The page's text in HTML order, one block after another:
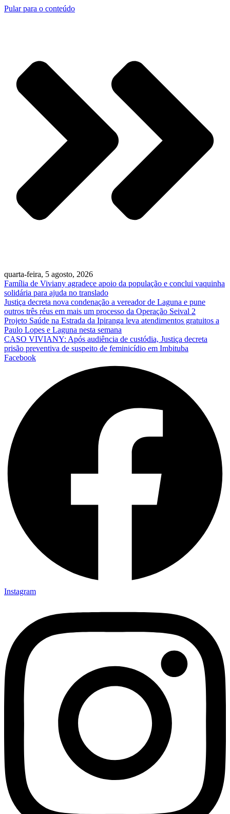
Pular para o conteúdo
quarta-feira, 5 agosto, 2026
Família de Viviany agradece apoio da população e conclui vaquinha
solidária para ajuda no translado
Justiça decreta nova condenação a vereador de Laguna e pune
outros três réus em mais um processo da Operação Seival 2
Projeto Saúde na Estrada da Ipiranga leva atendimentos gratuitos a
Paulo Lopes e Laguna nesta semana
CASO VIVIANY: Após audiência de custódia, Justiça decreta
prisão preventiva de suspeito de feminicídio em Imbituba
Facebook
Instagram